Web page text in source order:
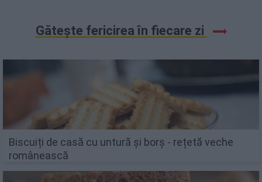
Gătește fericirea în fiecare zi
Biscuiți de casă cu untură și borș - rețetă veche
românească